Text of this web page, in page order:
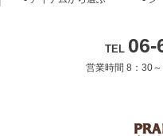
TEL 06-
営業時間 8：30